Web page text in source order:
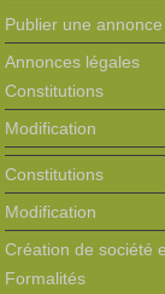
Publier une
Annonces légales
Constitutions
Modification
Constitutions
Modification
Création de société
Formalités